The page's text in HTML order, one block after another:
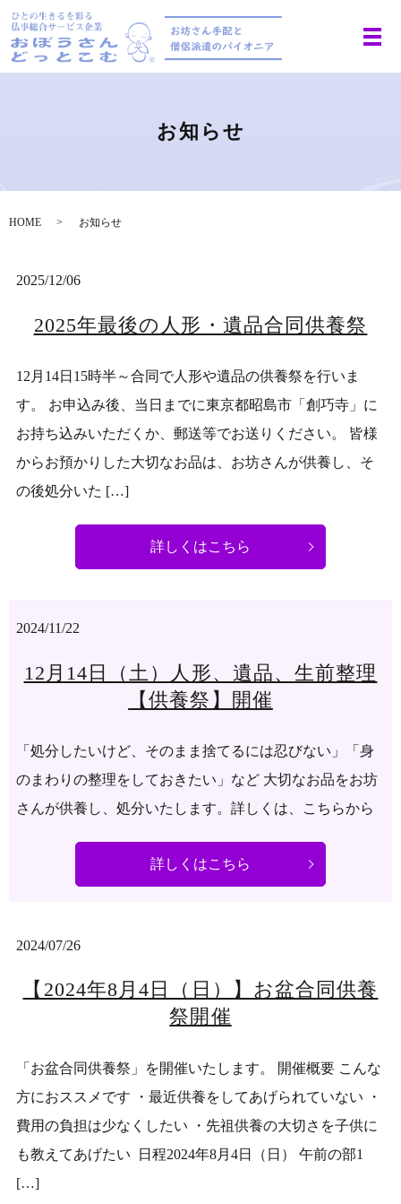
お知らせ
HOME お知らせ
2025/12/06
2025年最後の人形・遺品合同供養祭
12月14日15時半～合同で人形や遺品の供養祭を行いま
す。 お申込み後、当日までに東京都昭島市「創巧寺」に
お持ち込みいただくか、郵送等でお送りください。 皆様
からお預かりした大切なお品は、お坊さんが供養し、そ
の後処分いた […]
詳しくはこちら
2024/11/22
12月14日（土）人形、遺品、生前整理
【供養祭】開催
「処分したいけど、そのまま捨てるには忍びない」「身
のまわりの整理をしておきたい」など 大切なお品をお坊
さんが供養し、処分いたします。詳しくは、こちらから
詳しくはこちら
2024/07/26
【2024年8月4日（日）】お盆合同供養
祭開催
「お盆合同供養祭」を開催いたします。 開催概要 こんな
方におススメです ・最近供養をしてあげられていない ・
費用の負担は少なくしたい ・先祖供養の大切さを子供に
も教えてあげたい 日程2024年8月4日（日） 午前の部1
[…]